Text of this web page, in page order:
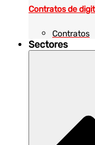
Contratos de
Contratos
Sectores